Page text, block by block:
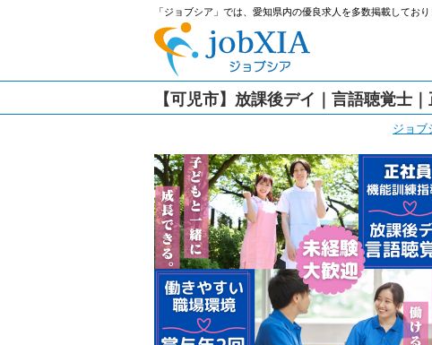
「ジョブシア」では、愛知県内の優良求人を多数掲載しており
【可児市】放課後デイ｜言語聴覚士
ジョブ